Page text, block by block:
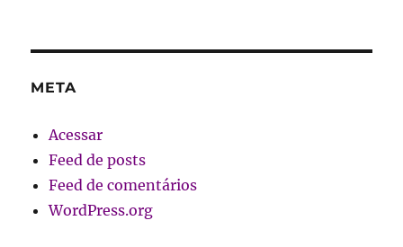
META
Acessar
Feed de posts
Feed de comentários
WordPress.org